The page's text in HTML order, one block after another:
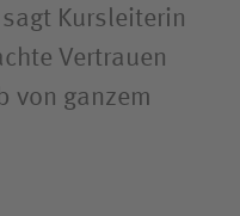
Kursleiterin
Vertrauen
von ganzem